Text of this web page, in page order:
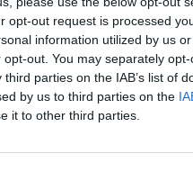
opt-out request is processed
information utilized by us
out. You may separately
parties on the IAB’s list of
by us to third parties on the
it to other third parties.
PlusLivraison plusDépôt€
Critiques
longtemps l’objet de livres,
les compagnons de héros